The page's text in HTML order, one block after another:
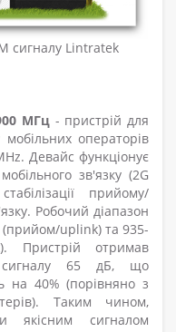
сигналу Lintratek
МГц - пристрій для
операторів
Девайс функціонує
зв'язку (2G
прийому/
Робочий діапазон
(прийом/uplink) та 935-
Пристрій отримав
сигналу 65 дБ, що
на 40% (порівняно з
Таким чином,
якісним сигналом